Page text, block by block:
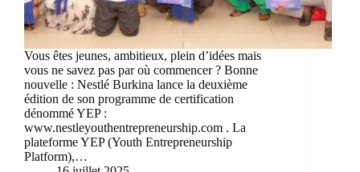
Vous êtes jeunes, ambitieux, plein d’idées mais
vous ne savez pas par où commencer ? Bonne
nouvelle : Nestlé Burkina lance la deuxième
édition de son programme de certification
dénommé YEP :
www.nestleyouthentrepreneurship.com . La
plateforme YEP (Youth Entrepreneurship
Platform),…